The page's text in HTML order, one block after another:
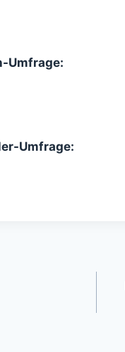
Umfrage:
Umfrage: